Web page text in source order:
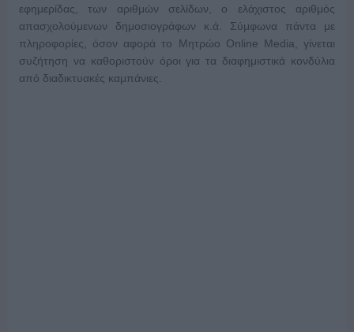
εφημερίδας, των αριθμών σελίδων, ο ελάχιστος αριθμός
απασχολούμενων δημοσιογράφων κ.ά. Σύμφωνα πάντα με
πληροφορίες, όσον αφορά το Μητρώο Online Media, γίνεται
συζήτηση να καθοριστούν όροι για τα διαφημιστικά κονδύλια
από διαδικτυακές καμπάνιες.